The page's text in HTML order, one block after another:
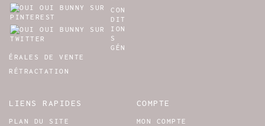
CON
DIT
ION
S
GÉN
ÉRALES DE VENTE
RÉTRACTATION
LIENS RAPIDES
PLAN DU SITE
COMPTE
MON COMPTE